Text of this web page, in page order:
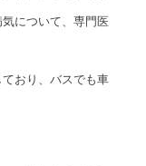
について、専門医
おり、バスでも車